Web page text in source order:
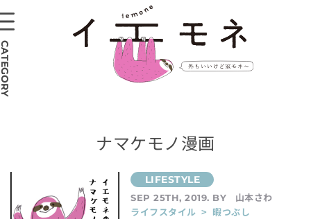
ナマケモノ漫画
SEP 25TH, 2019. BY
山本さわ
ライフスタイル > 暇つぶし